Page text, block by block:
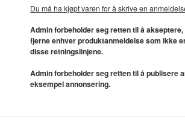
Du må ha kjøpt varen for å skrive en
Admin forbeholder seg retten til å
fjerne enhver produktanmeldelse som ikke
disse retningslinjene.
Admin forbeholder seg retten til å publisere
eksempel annonsering.